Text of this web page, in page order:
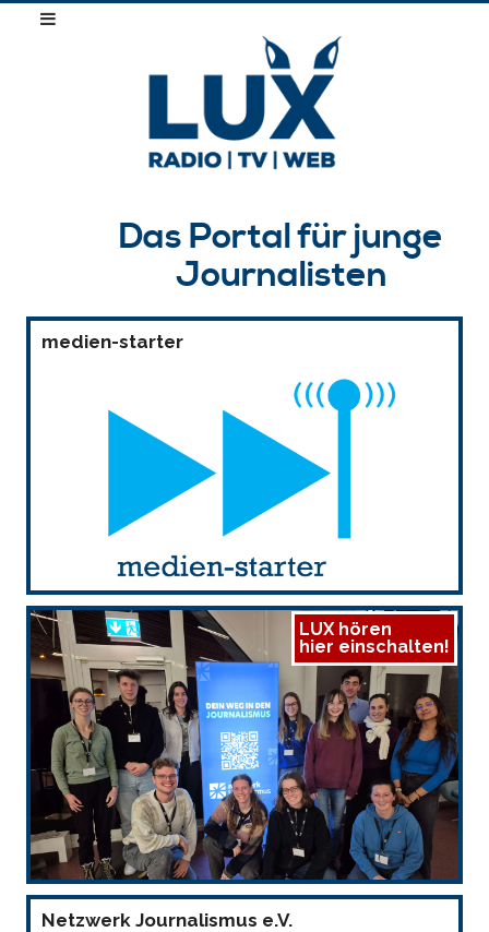
Das Portal für junge
Journalisten
medien-starter
LUX hören
hier einschalten!
Netzwerk Journalismus e.V.